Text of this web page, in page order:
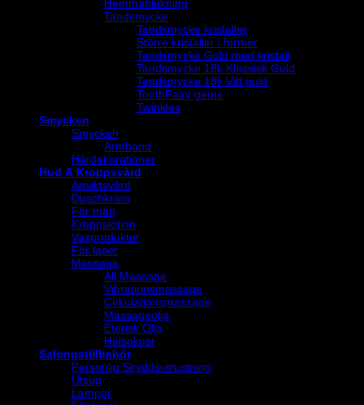
Hemmablekning
Tandsmycke
Tandsmycke kristaller
Större kristaller i former
Tandsmycke Guld med kristall
Tandsmycke 18k Klassisk Guld
Tandsmycke 18k Vitt guld
ToothFairy gems
Twinkles
Smycken
Smycken
Armband
Hårdekorationer
Hud & Kroppsvård
Ansiktsvård
Duschkräm
För män
Kroppslotion
Vaxprodukter
För laser
Massage
All Massage
Vibrationsmassage
Cirkulationsmassage
Massageolja
Eterisk Olja
Hälsokost
Salongstillbehör
Personlig Skyddsutrustning
Utsug
Lampor